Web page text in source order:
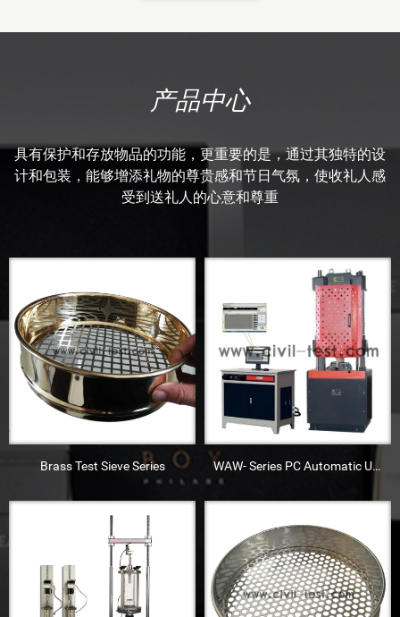
产品中心
具有保护和存放物品的功能，更重要的是，通过其独特的设
计和包装，能够增添礼物的尊贵感和节日气氛，使收礼人感
受到送礼人的心意和尊重
Brass Test Sieve Series WAW- Series PC Automatic Universal Testing Machine